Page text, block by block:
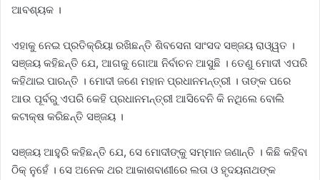
ଆବଶ୍ୟକ ।
ଏହାକୁ ନେଇ ପ୍ରତିକ୍ରିୟା ରଖିଛନ୍ତି ଶିବସେନା ସାଂସଦ ସଞ୍ଜୟ ରାଓ୍ୱତ ।
ସଞ୍ଜୟ କହିଛନ୍ତି ଯେ, ଆଗକୁ ଗୋଆ ନିର୍ବାଚନ ଆସୁଛି । ତେଣୁ ମୋଦୀ ଏପରି
କହିଥାଇ ପାରନ୍ତି । ମୋଦୀ ଜଣେ ମହାନ ପ୍ରଧାନମନ୍ତ୍ରୀ । ତାଙ୍କ ପରେ
ଆଉ ପୂର୍ବରୁ ଏପରି କେହି ପ୍ରଧାନମନ୍ତ୍ରୀ ଆସିବେନି କି ନଥିଲେ ବୋଲି
କଟାକ୍ଷ କରିଛନ୍ତି ସଞ୍ଜୟ ।
ସଞ୍ଜୟ ଆହୁରି କହିଛନ୍ତି ଯେ, ସେ ମୋଦୀଙ୍କୁ ସମ୍ମାନ ଜଣାନ୍ତି । କିଛି କହିବା
ଠିକ୍ ନୁହେଁ । ସେ ଅନେକ ଥର ଆକାଶବାଣୀରେ ଲତା ଓ ହୃଦୟନାଥଙ୍କ